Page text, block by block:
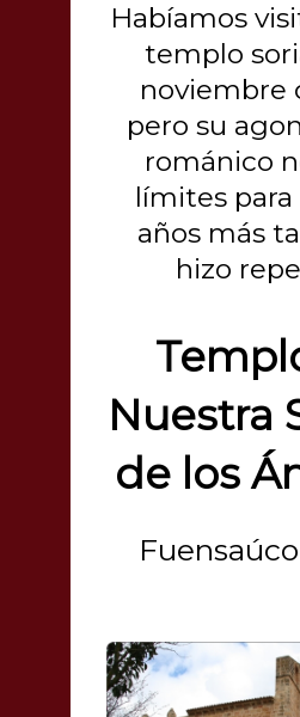
Habíamos
templo
noviembre
pero su
románico
límites para
años más
hizo
Nuestra
de los